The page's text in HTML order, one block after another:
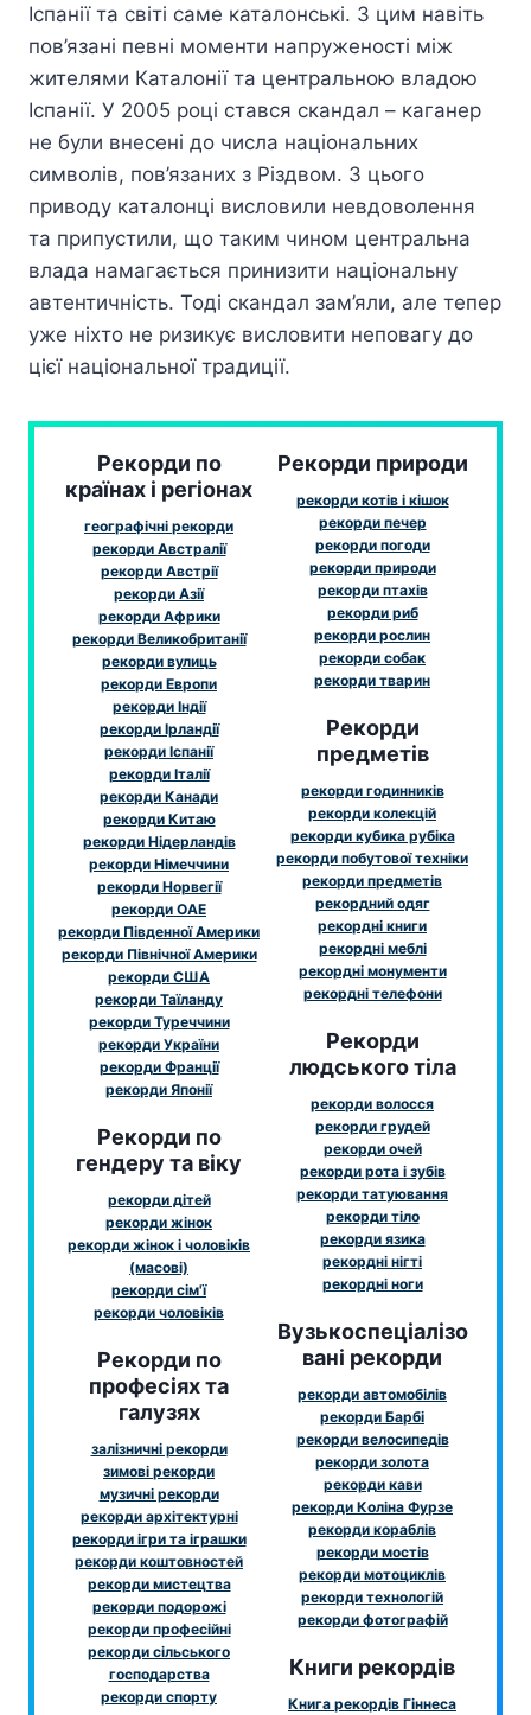
Іспанії та світі саме каталонські. З цим навіть
пов’язані певні моменти напруженості між
жителями Каталонії та центральною владою
Іспанії. У 2005 році стався скандал – каганер
не були внесені до числа національних
символів, пов’язаних з Різдвом. З цього
приводу каталонці висловили невдоволення
та припустили, що таким чином центральна
влада намагається принизити національну
автентичність. Тоді скандал зам’яли, але тепер
уже ніхто не ризикує висловити неповагу до
цієї національної традиції.
Рекорди по
країнах і регіонах
географічні рекорди
рекорди Австралії
рекорди Австрії
рекорди Азії
рекорди Африки
рекорди Великобританії
рекорди вулиць
рекорди Европи
рекорди Індії
рекорди Ірландії
рекорди Іспанії
рекорди Італії
рекорди Канади
рекорди Китаю
рекорди Нідерландів
рекорди Німеччини
рекорди Норвегії
рекорди ОАЕ
рекорди Південної Америки
рекорди Північної Америки
рекорди США
рекорди Таїланду
рекорди Туреччини
рекорди України
рекорди Франції
рекорди Японії
Рекорди по
гендеру та віку
рекорди дітей
рекорди жінок
рекорди жінок і чоловіків
(масові)
рекорди сім'ї
рекорди чоловіків
Рекорди по
професіях та
галузях
залізничні рекорди
зимові рекорди
музичні рекорди
рекорди архітектурні
рекорди ігри та іграшки
рекорди коштовностей
рекорди мистецтва
рекорди подорожі
рекорди професійні
рекорди сільського
господарства
рекорди спорту
Рекорди природи
рекорди котів і кішок
рекорди печер
рекорди погоди
рекорди природи
рекорди птахів
рекорди риб
рекорди рослин
рекорди собак
рекорди тварин
Рекорди
предметів
рекорди годинників
рекорди колекцій
рекорди кубика рубіка
рекорди побутової техніки
рекорди предметів
рекордний одяг
рекордні книги
рекордні меблі
рекордні монументи
рекордні телефони
Рекорди
людського тіла
рекорди волосся
рекорди грудей
рекорди очей
рекорди рота і зубів
рекорди татуювання
рекорди тіло
рекорди язика
рекордні нігті
рекордні ноги
Вузькоспеціалізо
вані рекорди
рекорди автомобілів
рекорди Барбі
рекорди велосипедів
рекорди золота
рекорди кави
рекорди Коліна Фурзе
рекорди кораблів
рекорди мостів
рекорди мотоциклів
рекорди технологій
рекорди фотографій
Книги рекордів
Книга рекордів Гіннеса